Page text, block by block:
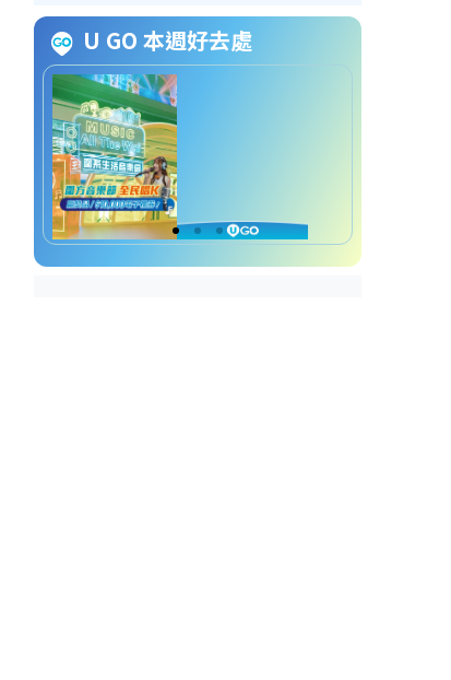
U GO 本週好去處